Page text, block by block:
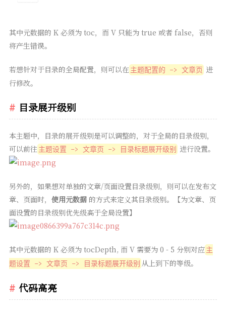
其中元数据的 K 必须为 toc，而 V 只能为 true 或者 false，否则
将产生错误。
若想针对于目录的全局配置，则可以在 主题配置的 -> 文章页进
行修改。
目录展开级别
本主题中，目录的展开级别是可以调整的，对于全局的目录级别，
可以前往 主题设置 -> 文章页 -> 目录标题展开级别进行设置。
另外的，如果想对单独的文章/页面设置目录级别，则可以在发布文
章、页面时， 使用元数据的方式来定义其目录级别。【为文章、页
面设置的目录级别优先级高于全局设置】
其中元数据的 K 必须为 tocDepth, 而 V 需要为 0 - 5 分别对应主
题设置 -> 文章页 -> 目录标题展开级别从上到下的等级。
代码高亮